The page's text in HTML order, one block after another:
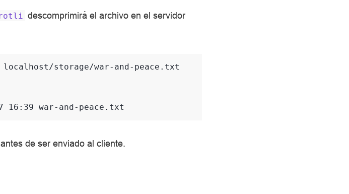
descomprimirá el archivo en el servidor
localhost/storage/war-and-peace.txt
16:39 war-and-peace.txt
de ser enviado al cliente.